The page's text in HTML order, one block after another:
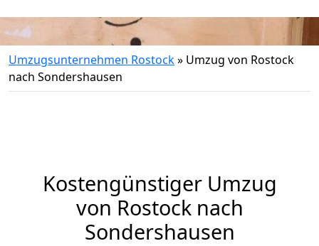
Umzugsunternehmen Rostock» Umzug von Rostock
nach Sondershausen
Kostengünstiger Umzug
von Rostock nach
Sondershausen